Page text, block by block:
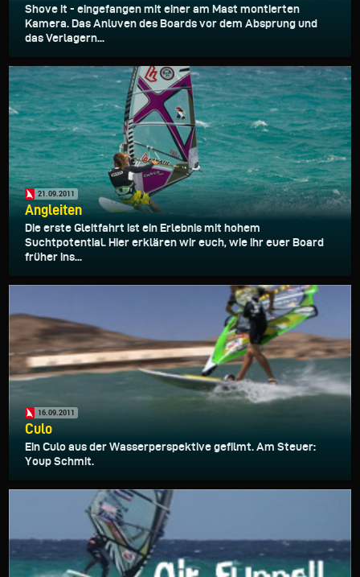
Shove it - eingefangen mit einer am Mast montierten
Kamera. Das Anluven des Boards vor dem Absprung und
das Verlagern...
21.09.2011
Angleiten
Die erste Gleitfahrt ist ein Erlebnis mit hohem
Suchtpotential. Hier erklären wir euch, wie ihr euer Board
früher ins...
16.09.2011
Culo
Ein Culo aus der Wasserperspektive gefilmt. Am Steuer:
Youp Schmit.